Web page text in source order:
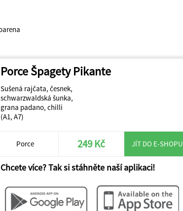
Porce Špagety Pikante
Sušená rajčata, česnek,
schwarzwaldská šunka,
grana padano, chilli
(A1, A7)
Porce 249 Kč JÍT DO E-SHOPU
Chcete více? Tak si stáhněte naší aplikaci!